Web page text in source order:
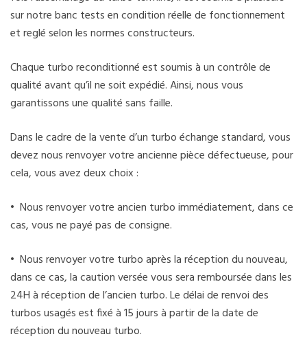
sur notre banc tests en condition réelle de fonctionnement
et reglé selon les normes constructeurs.
Chaque turbo reconditionné est soumis à un contrôle de
qualité avant qu’il ne soit expédié. Ainsi, nous vous
garantissons une qualité sans faille.
Dans le cadre de la vente d’un turbo échange standard, vous
devez nous renvoyer votre ancienne pièce défectueuse, pour
cela, vous avez deux choix :
• Nous renvoyer votre ancien turbo immédiatement, dans ce
cas, vous ne payé pas de consigne.
• Nous renvoyer votre turbo après la réception du nouveau,
dans ce cas, la caution versée vous sera remboursée dans les
24H à réception de l’ancien turbo. Le délai de renvoi des
turbos usagés est fixé à 15 jours à partir de la date de
réception du nouveau turbo.